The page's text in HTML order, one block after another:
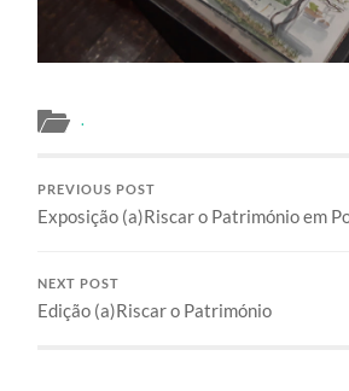
.
PREVIOUS POST
Exposição (a)Riscar o Património em
NEXT POST
Edição (a)Riscar o Património